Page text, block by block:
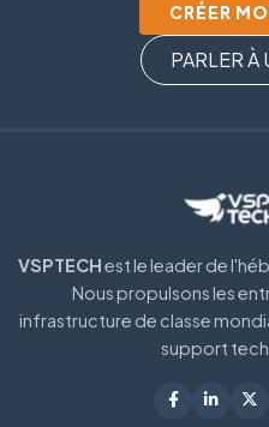
CRÉER
PARLER À
VSPTECHest le leader de
Nous propulsons les
infrastructure de classe
support